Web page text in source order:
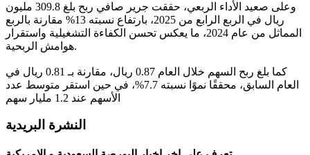
وعلى صعيد الأداء الربعي، حققت جرير صافي ربح بلغ 309.8 مليون
ريال في الربع الرابع من 2025، بارتفاع نسبته 13% مقارنة بالربع
المماثل من عام 2024، ما يعكس تحسن الكفاءة التشغيلية واستقرار
هوامش الربحية.
كما بلغ ربح السهم خلال العام 0.87 ريال، مقارنة بـ 0.81 ريال في
العام السابق، محققًا نموًا نسبته 7.7%، في حين استقر متوسط عدد
الأسهم عند 1.2 مليار سهم
النشرة البريدية